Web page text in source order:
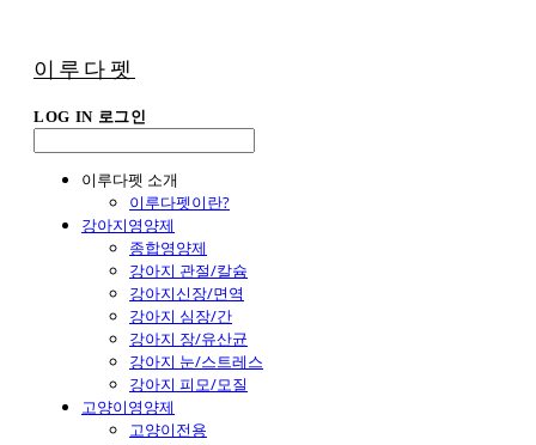
이루다펫
LOG IN 로그인
이루다펫 소개
이루다펫이란?
강아지영양제
종합영양제
강아지 관절/칼슘
강아지신장/면역
강아지 심장/간
강아지 장/유산균
강아지 눈/스트레스
강아지 피모/모질
고양이영양제
고양이전용